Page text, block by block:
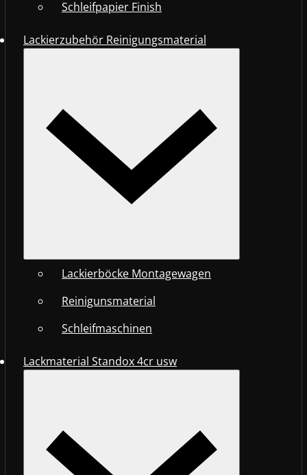
Schleifpapier Finish
Lackierzubehör Reinigungsmaterial
Lackierböcke Montagewagen
Reinigunsmaterial
Schleifmaschinen
Lackmaterial Standox 4cr usw